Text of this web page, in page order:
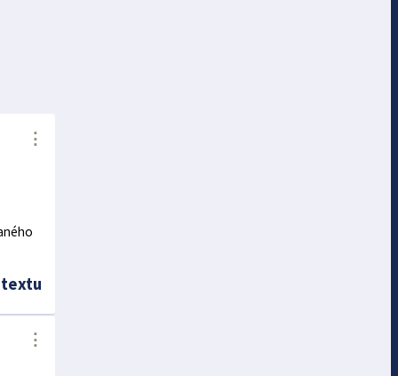
⋮
⋮